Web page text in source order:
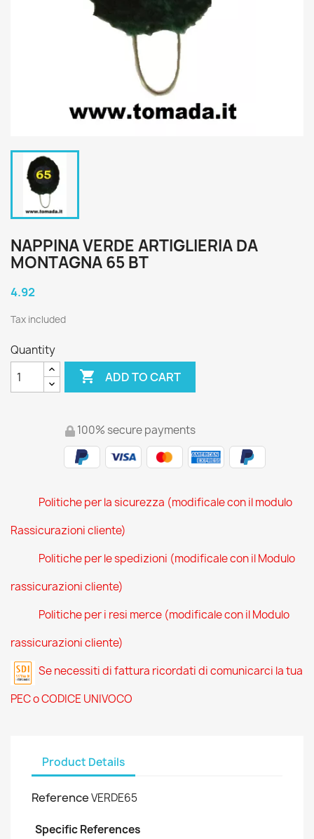
NAPPINA VERDE ARTIGLIERIA DA
MONTAGNA 65 BT
4.92
Tax included
Quantity
 ADD TO CART
100% secure payments
Politiche per la sicurezza (modificale con il modulo
Rassicurazioni cliente)
Politiche per le spedizioni (modificale con il Modulo
rassicurazioni cliente)
Politiche per i resi merce (modificale con il Modulo
rassicurazioni cliente)
Se necessiti di fattura ricordati di comunicarci la tua
PEC o CODICE UNIVOCO
Product Details
ReferenceVERDE65
Specific References